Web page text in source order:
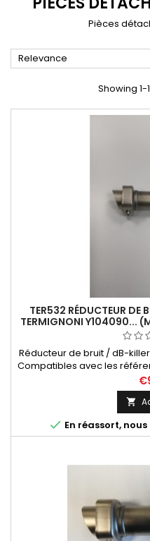
Pièces
Relevance
Showing
TER532 RÉDUCTEUR DE
TERMIGNONI Y104090...
Réducteur de bruit / dB-
Compatibles avec les
: Y104090CV,

 En réassort,